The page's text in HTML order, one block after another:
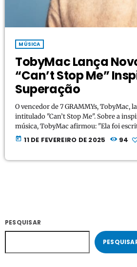
MÚSICA
TobyMac Lança
“Can’t Stop Me”
Superação
O vencedor de 7 GRAMMYs, TobyMac,
intitulado "Can’t Stop Me". Sobre a
música, TobyMac afirmou: "Ela foi
da morte, sobre a oposição que
"Can’t Stop Me" faz parte do 9º álbum
today 11 DE FEVEREIRO DE 2025 94
PESQUISAR